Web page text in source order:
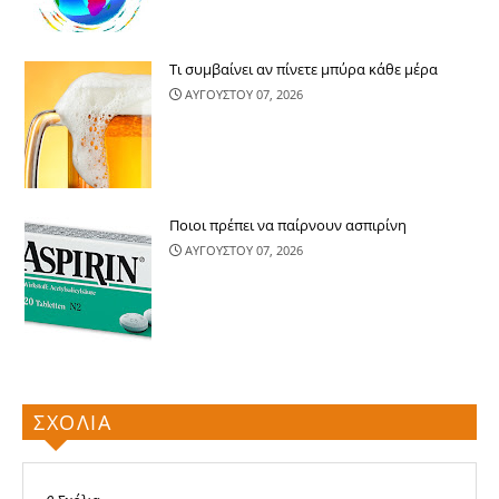
Τι συμβαίνει αν πίνετε μπύρα κάθε μέρα
ΑΥΓΟΥΣΤΟΥ 07, 2026
Ποιοι πρέπει να παίρνουν ασπιρίνη
ΑΥΓΟΥΣΤΟΥ 07, 2026
ΣΧΟΛΙΑ